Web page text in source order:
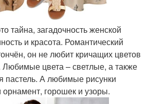
тайна, загадочность женской
и красота. Романтический
он не любит кричащих цветов
Любимые цвета – светлые, а также
пастель. А любимые рисунки
горошек и узоры.